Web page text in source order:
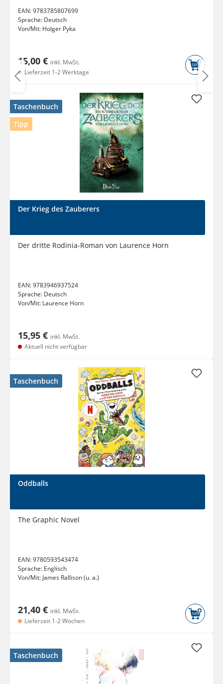
EAN:9783785807699
Sprache: Deutsch
Von/Mit: Holger Pyka
15,00 € inkl. MwSt.
Lieferzeit 1-2 Werktage
Taschenbuch
Tipp
Der Krieg des Zauberers
Der dritte Rodinia-Roman von Laurence Horn
EAN:9783946937524
Sprache: Deutsch
Von/Mit: Laurence Horn
15,95 € inkl. MwSt.
Aktuell nicht verfügbar
Taschenbuch
Oddballs
The Graphic Novel
EAN:9780593543474
Sprache: Englisch
Von/Mit: James Rallison (u. a.)
21,40 € inkl. MwSt.
Lieferzeit 1-2 Wochen
Taschenbuch